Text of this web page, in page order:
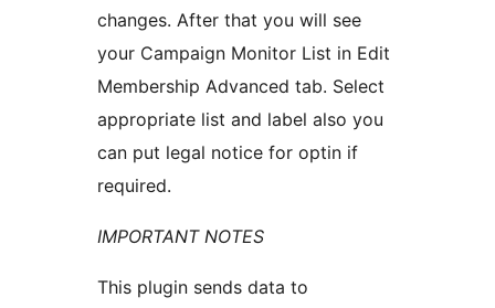
changes. After that you will see
your Campaign Monitor List in Edit
Membership Advanced tab. Select
appropriate list and label also you
can put legal notice for optin if
required.
IMPORTANT NOTES
This plugin sends data to